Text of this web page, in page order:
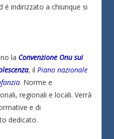
è indirizzato a chiunque si
la Convenzione Onu sui
, il Piano nazionale
. Norme e
regionali e locali. Verrà
e di
dedicato.